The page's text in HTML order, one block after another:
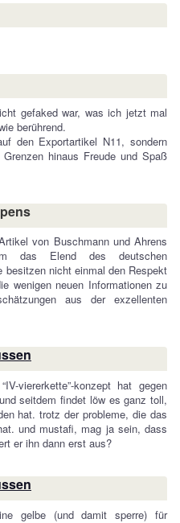
gefaked war, was ich jetzt mal
berührend.
den Exportartikel N11, sondern
hinaus Freude und Spaß
von Buschmann und Ahrens
das Elend des deutschen
besitzen nicht einmal den Respekt
wenigen neuen Informationen zu
aus der exzellenten
viererkette”-konzept hat gegen
seitdem findet löw es ganz toll,
hat. trotz der probleme, die das
und mustafi, mag ja sein, dass
er ihn dann erst aus?
gelbe (und damit sperre) für